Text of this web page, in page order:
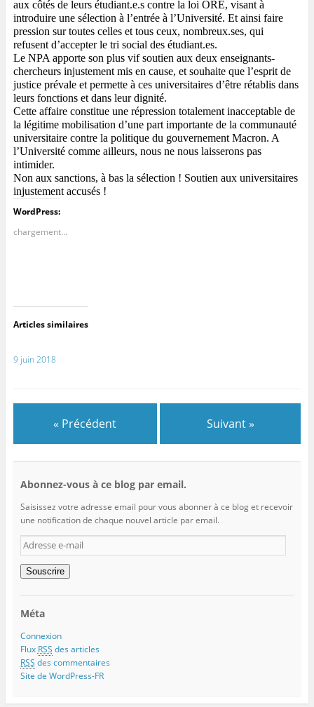
aux côtés de leurs étudiant.e.s contre la loi ORE, visant à
introduire une sélection à l’entrée à l’Université. Et ainsi faire
pression sur toutes celles et tous ceux, nombreux.ses, qui
refusent d’accepter le tri social des étudiant.es.
Le NPA apporte son plus vif soutien aux deux enseignants-
chercheurs injustement mis en cause, et souhaite que l’esprit de
justice prévale et permette à ces universitaires d’être rétablis dans
leurs fonctions et dans leur dignité.
Cette affaire constitue une répression totalement inacceptable de
la légitime mobilisation d’une part importante de la communauté
universitaire contre la politique du gouvernement Macron. A
l’Université comme ailleurs, nous ne nous laisserons pas
intimider.
Non aux sanctions, à bas la sélection ! Soutien aux universitaires
injustement accusés !
WordPress:
chargement…
Articles similaires
9 juin 2018
« Précédent Suivant »
Abonnez-vous à ce blog par email.
Saisissez votre adresse email pour vous abonner à ce blog et recevoir
une notification de chaque nouvel article par email.
Adresse
e-
mail
Souscrire
Méta
Connexion
Flux RSS des articles
RSS des commentaires
Site de WordPress-FR